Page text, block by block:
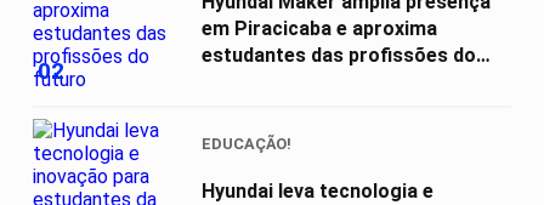
02
em Piracicaba e aproxima
estudantes das profissões do
EDUCAÇÃO!
Hyundai leva tecnologia e